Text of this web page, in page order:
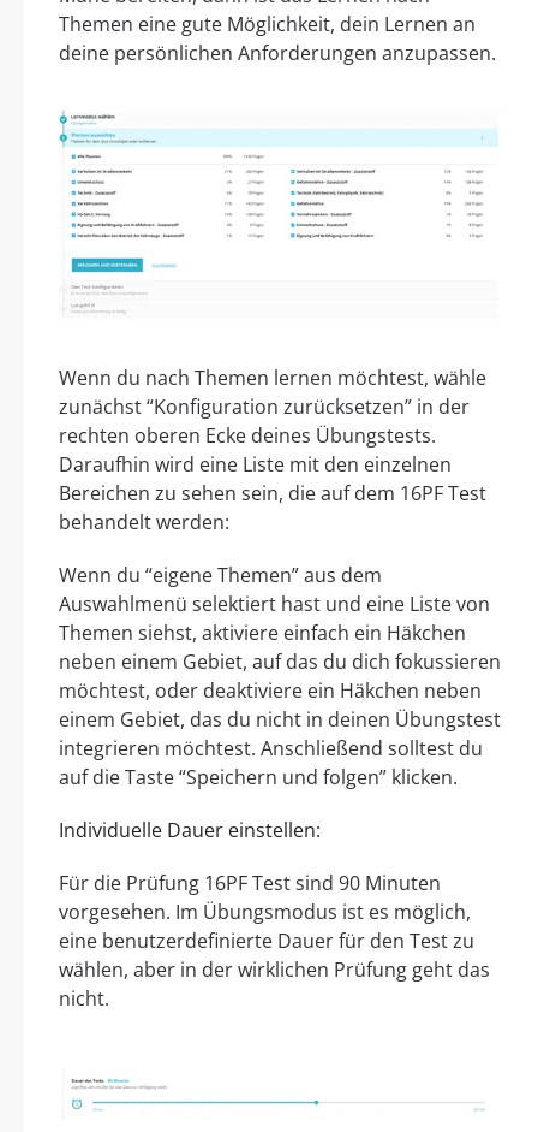
Themen eine gute Möglichkeit, dein Lernen an
deine persönlichen Anforderungen anzupassen.
Wenn du nach Themen lernen möchtest, wähle
zunächst “Konfiguration zurücksetzen” in der
rechten oberen Ecke deines Übungstests.
Daraufhin wird eine Liste mit den einzelnen
Bereichen zu sehen sein, die auf dem 16PF Test
behandelt werden:
Wenn du “eigene Themen” aus dem
Auswahlmenü selektiert hast und eine Liste von
Themen siehst, aktiviere einfach ein Häkchen
neben einem Gebiet, auf das du dich fokussieren
möchtest, oder deaktiviere ein Häkchen neben
einem Gebiet, das du nicht in deinen Übungstest
integrieren möchtest. Anschließend solltest du
auf die Taste “Speichern und folgen” klicken.
Individuelle Dauer einstellen:
Für die Prüfung 16PF Test sind 90 Minuten
vorgesehen. Im Übungsmodus ist es möglich,
eine benutzerdefinierte Dauer für den Test zu
wählen, aber in der wirklichen Prüfung geht das
nicht.